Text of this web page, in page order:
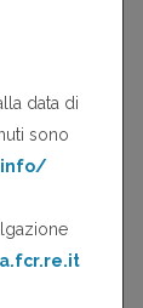
da una serie
(es. la sola